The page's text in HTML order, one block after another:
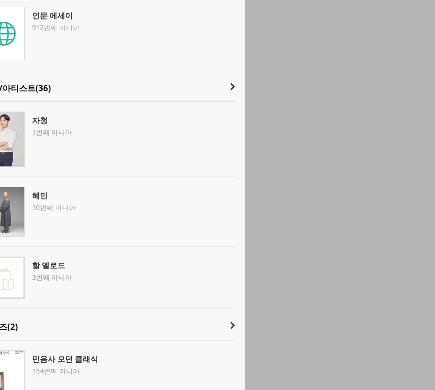
인문 에세이
912번째 마니아
티스트(36)
자청
1번째 마니아
혜민
10번째 마니아
할 엘로드
3번째 마니아
(2)
민음사 모던 클래식
154번째 마니아